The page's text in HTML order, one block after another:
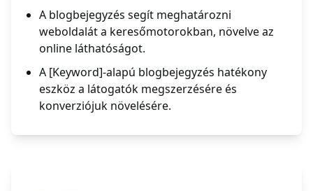
A blogbejegyzés segít meghatározni
weboldalát a keresőmotorokban, növelve az
online láthatóságot.
A [Keyword]-alapú blogbejegyzés hatékony
eszköz a látogatók megszerzésére és
konverziójuk növelésére.